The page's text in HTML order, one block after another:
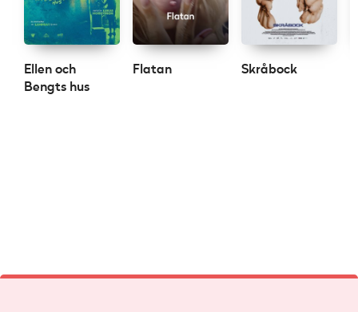
Ellen och
Bengts hus
Flatan Skråbock